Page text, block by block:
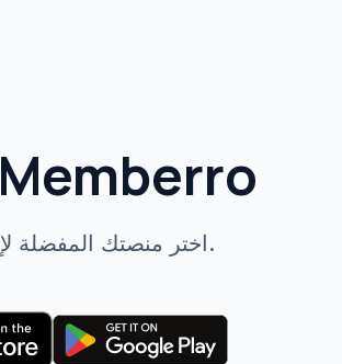
ابدأ مع Memberro
اختر منصتك المفضلة لإدارة أعمالك.